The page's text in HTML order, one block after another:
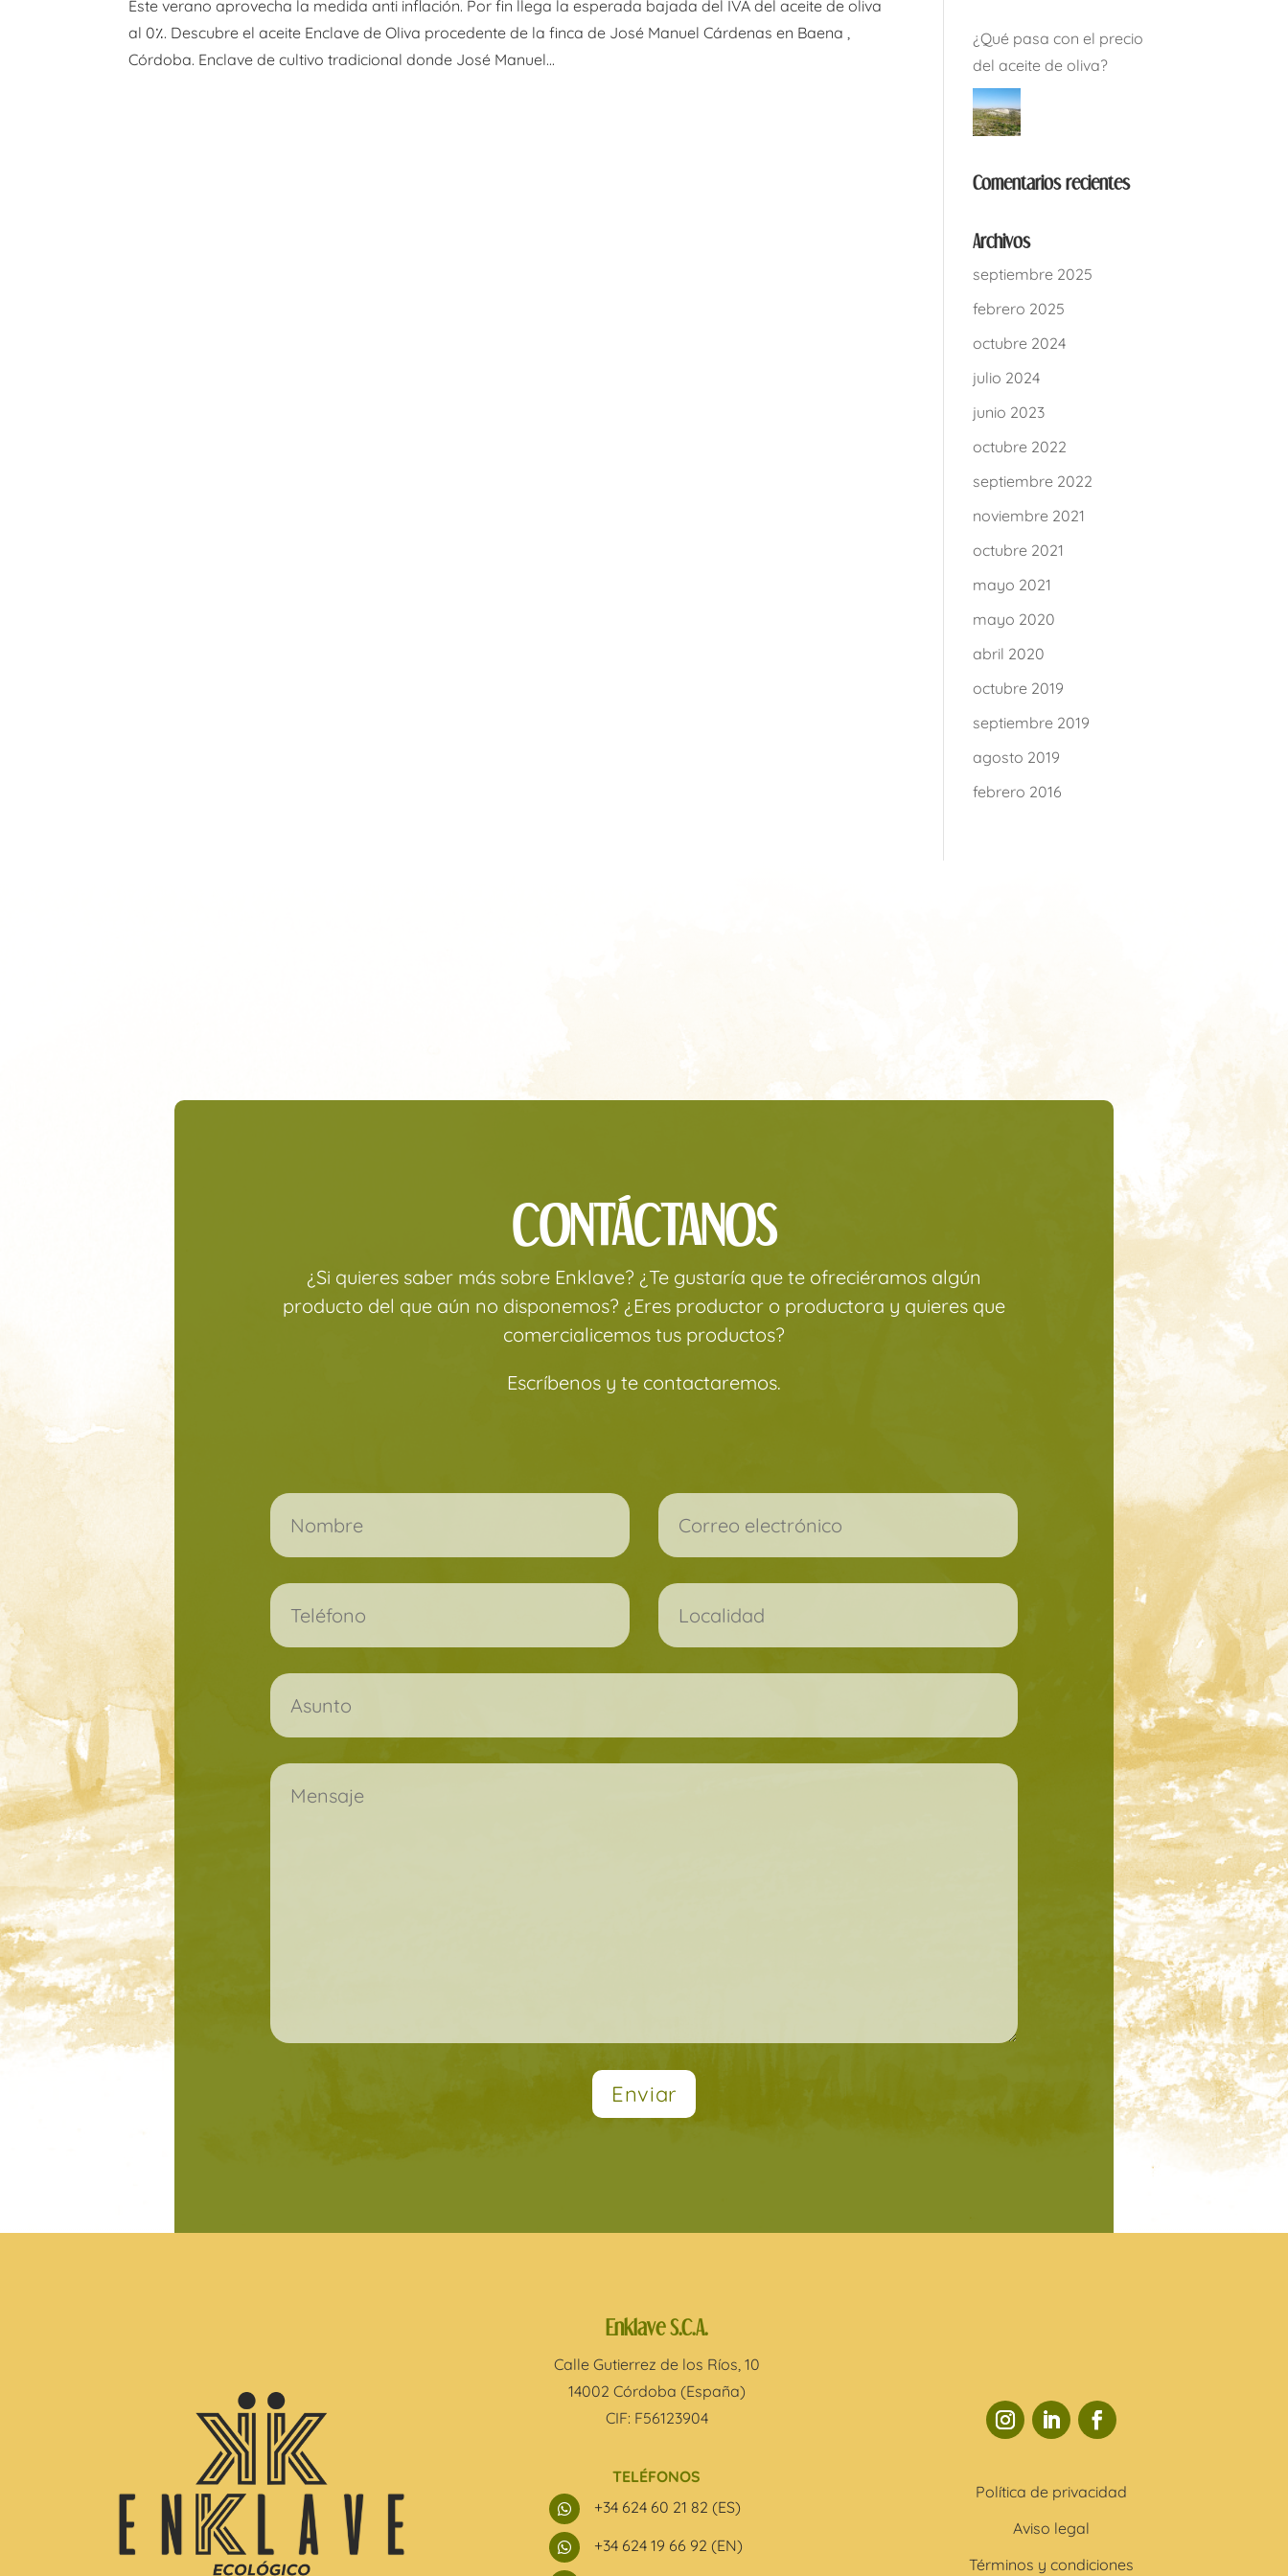
Este verano aprovecha la medida anti inflación. Por fin llega la esperada bajada del IVA del aceite de oliva
al 0٪. Descubre el aceite Enclave de Oliva procedente de la finca de José Manuel Cárdenas en Baena ,
Córdoba. Enclave de cultivo tradicional donde José Manuel...
¿Qué pasa con el precio
del aceite de oliva?
Comentarios recientes
Archivos
septiembre 2025
febrero 2025
octubre 2024
julio 2024
junio 2023
octubre 2022
septiembre 2022
noviembre 2021
octubre 2021
mayo 2021
mayo 2020
abril 2020
octubre 2019
septiembre 2019
agosto 2019
febrero 2016
CONTÁCTANOS
¿Si quieres saber más sobre Enklave? ¿Te gustaría que te ofreciéramos algún
producto del que aún no disponemos? ¿Eres productor o productora y quieres que
comercialicemos tus productos?
Escríbenos y te contactaremos.
Por favor, deja este campo vacío.
Enklave S.C.A.
Calle Gutierrez de los Ríos, 10
14002 Córdoba (España)
CIF: F56123904
TELÉFONOS
 +34 624 60 21 82 (ES)

+34 624 19 66 92 (EN)
Política de privacidad
Aviso legal
Términos y condiciones